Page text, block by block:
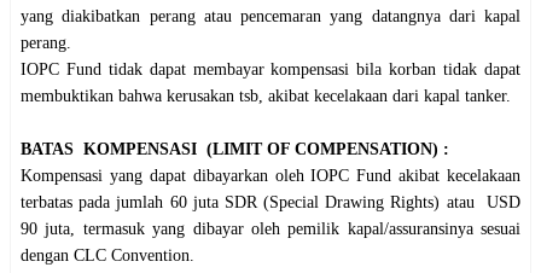
yang diakibatkan perang atau pencemaran yang datangnya dari kapal
perang.
IOPC Fund tidak dapat membayar kompensasi bila korban tidak dapat
membuktikan bahwa kerusakan tsb, akibat kecelakaan dari kapal tanker.
BATAS KOMPENSASI (LIMIT OF COMPENSATION) :
Kompensasi yang dapat dibayarkan oleh IOPC Fund akibat kecelakaan
terbatas pada jumlah 60 juta SDR (Special Drawing Rights) atau USD
90 juta, termasuk yang dibayar oleh pemilik kapal/assuransinya sesuai
dengan CLC Convention.